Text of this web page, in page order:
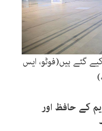
گئے ہیں(فوٹو، ایس
کے حافظ اور